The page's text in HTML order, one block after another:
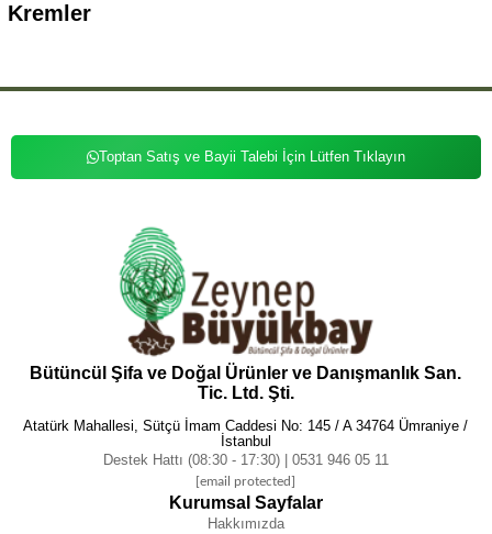
Kremler
Toptan Satış ve Bayii Talebi İçin Lütfen Tıklayın
Bütüncül Şifa ve Doğal Ürünler ve Danışmanlık San.
Tic. Ltd. Şti.
Atatürk Mahallesi, Sütçü İmam Caddesi No: 145 / A 34764 Ümraniye /
İstanbul
Destek Hattı (08:30 - 17:30) | 0531 946 05 11
[email protected]
Kurumsal Sayfalar
Hakkımızda